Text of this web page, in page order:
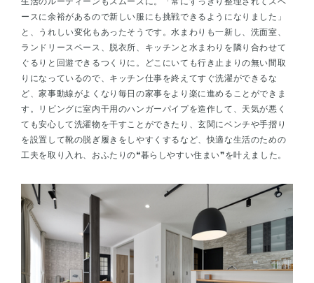
ースに余裕があるので新しい服にも挑戦できるようになりました」
と、うれしい変化もあったそうです。水まわりも一新し、洗面室、
ランドリースペース、脱衣所、キッチンと水まわりを隣り合わせて
ぐるりと回遊できるつくりに。どこにいても行き止まりの無い間取
りになっているので、キッチン仕事を終えてすぐ洗濯ができるな
ど、家事動線がよくなり毎日の家事をより楽に進めることができま
す。リビングに室内干用のハンガーパイプを造作して、天気が悪く
ても安心して洗濯物を干すことができたり、玄関にベンチや手摺り
を設置して靴の脱ぎ履きをしやすくするなど、快適な生活のための
工夫を取り入れ、おふたりの❝暮らしやすい住まい❞を叶えました。